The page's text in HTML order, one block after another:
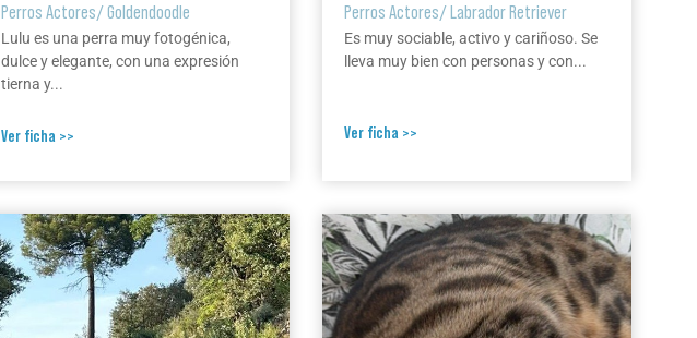
Perros Actores/Goldendoodle
Lulu es una perra muy fotogénica,
dulce y elegante, con una expresión
tierna y...
Ver ficha >>
Perros Actores/Labrador Retriever
Es muy sociable, activo y cariñoso. Se
lleva muy bien con personas y con...
Ver ficha >>